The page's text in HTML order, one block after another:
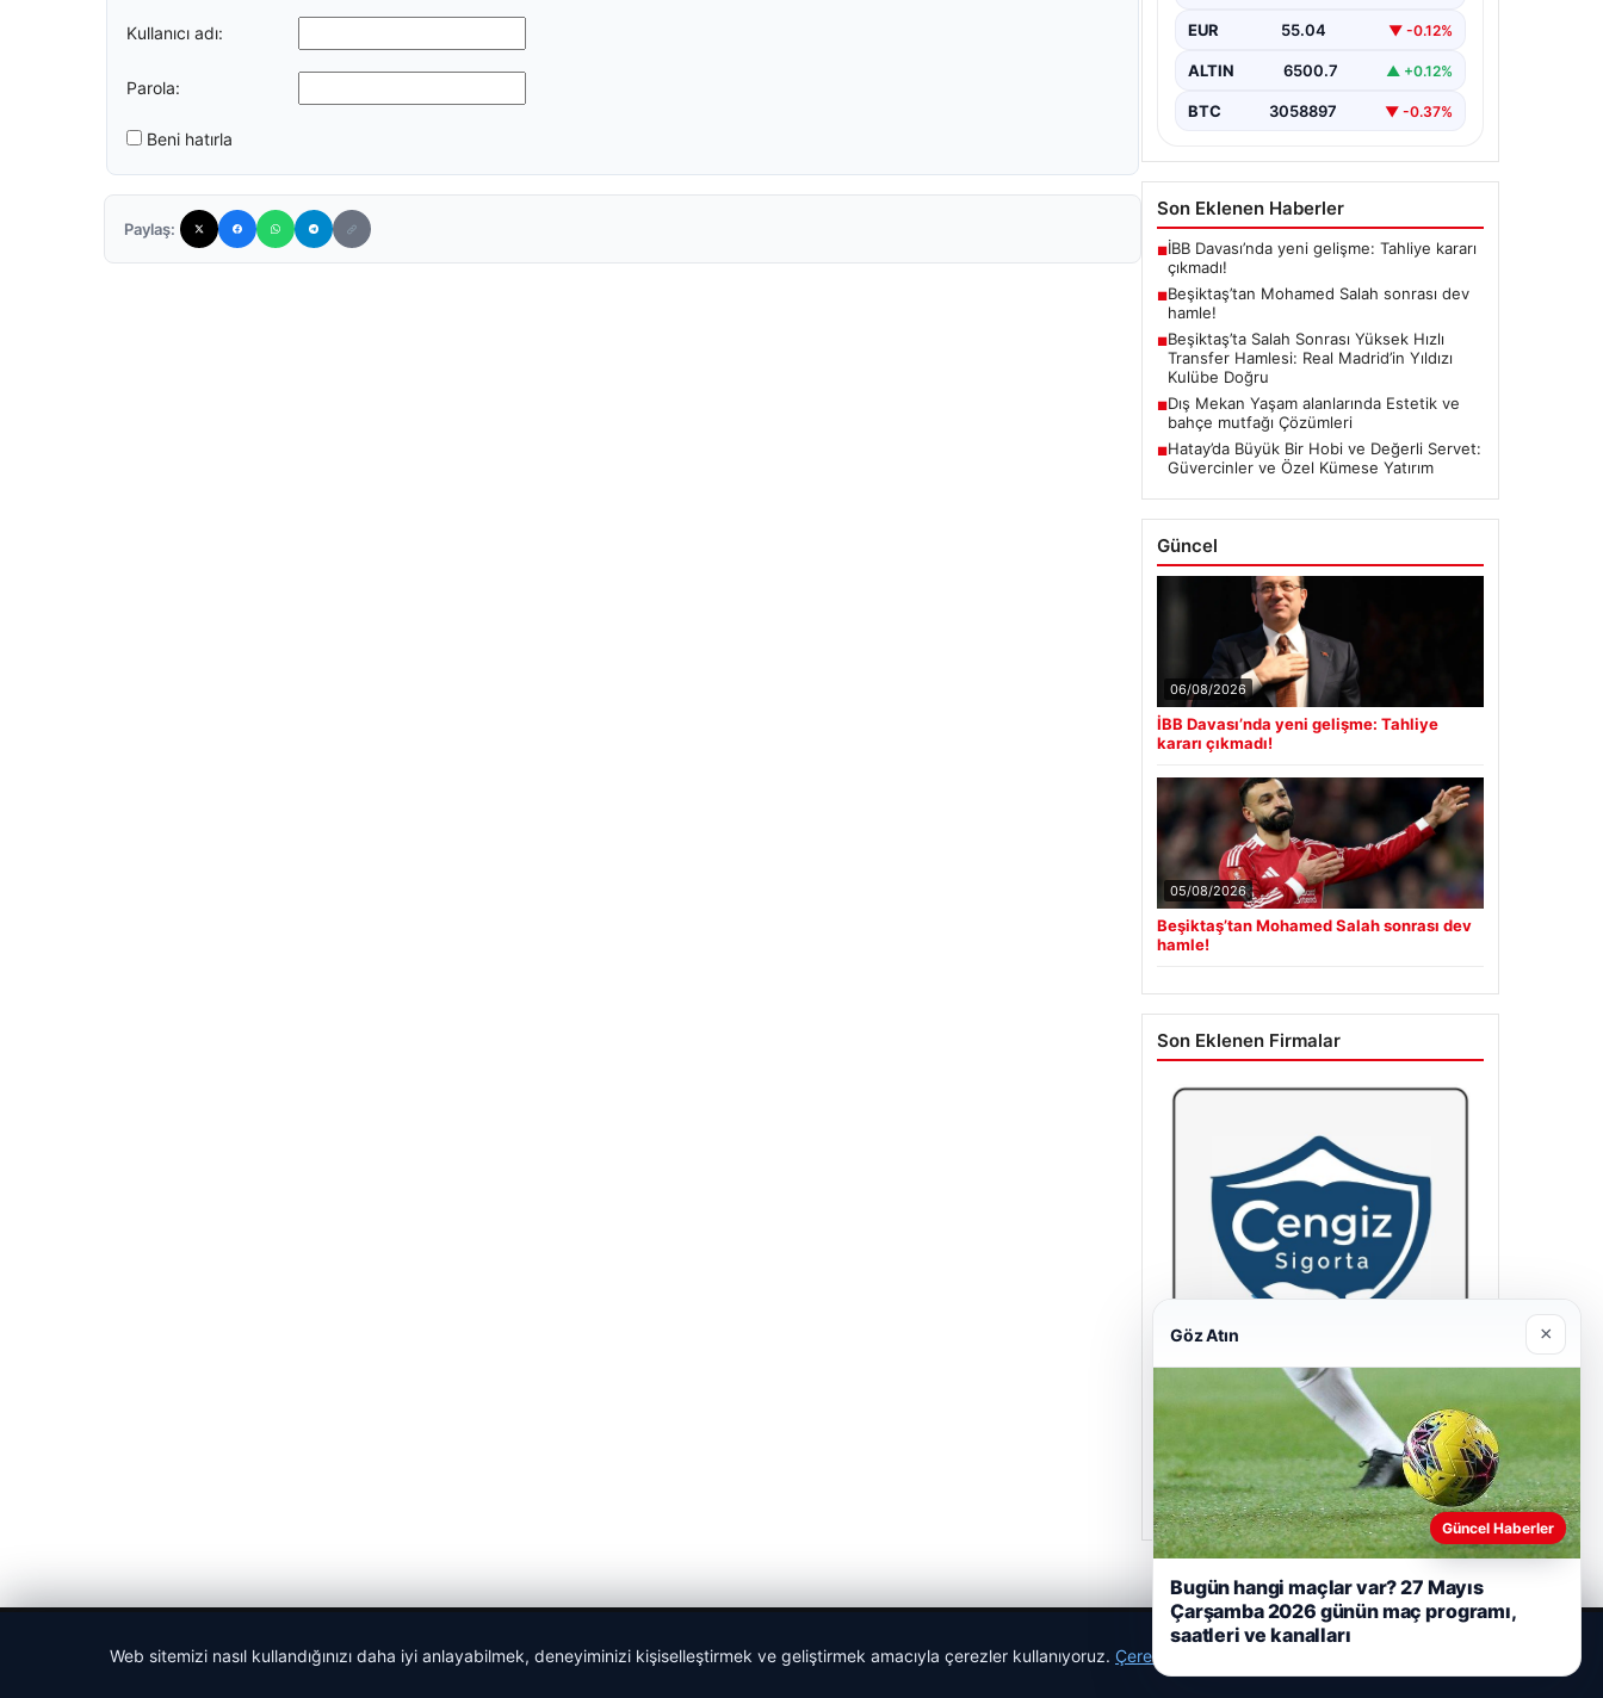
Kullanıcı adı:
Parola:
Beni hatırla
Paylaş:
EUR 55.04 ▼ -0.12%
ALTIN 6500.7 ▲ +0.12%
BTC 3058897 ▼ -0.37%
Son Eklenen Haberler
■İBB Davası’nda yeni gelişme: Tahliye kararı
çıkmadı!
■Beşiktaş’tan Mohamed Salah sonrası dev
hamle!
■Beşiktaş’ta Salah Sonrası Yüksek Hızlı
Transfer Hamlesi: Real Madrid’in Yıldızı
Kulübe Doğru
■Dış Mekan Yaşam alanlarında Estetik ve
bahçe mutfağı Çözümleri
■Hatay’da Büyük Bir Hobi ve Değerli Servet:
Güvercinler ve Özel Kümese Yatırım
Güncel
06/08/2026
İBB Davası’nda yeni gelişme: Tahliye
kararı çıkmadı!
05/08/2026
Beşiktaş’tan Mohamed Salah sonrası dev
hamle!
Son Eklenen Firmalar
23/06/2026
Web sitemizi nasıl kullandığınızı daha iyi anlayabilmek, deneyiminizi kişiselleştirmek ve geliştirmek amacıyla çerezler kullanıyoruz. Çerez Politikamız
Göz Atın ×
Güncel Haberler
Bugün hangi maçlar var? 27 Mayıs
Çarşamba 2026 günün maç programı,
saatleri ve kanalları